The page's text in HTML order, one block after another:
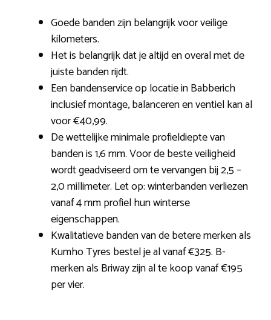
Goede banden zijn belangrijk voor veilige
kilometers.
Het is belangrijk dat je altijd en overal met de
juiste banden rijdt.
Een bandenservice op locatie in Babberich
inclusief montage, balanceren en ventiel kan al
voor €40,99.
De wettelijke minimale profieldiepte van
banden is 1,6 mm. Voor de beste veiligheid
wordt geadviseerd om te vervangen bij 2,5 –
2,0 millimeter. Let op: winterbanden verliezen
vanaf 4 mm profiel hun winterse
eigenschappen.
Kwalitatieve banden van de betere merken als
Kumho Tyres bestel je al vanaf €325. B-
merken als Briway zijn al te koop vanaf €195
per vier.